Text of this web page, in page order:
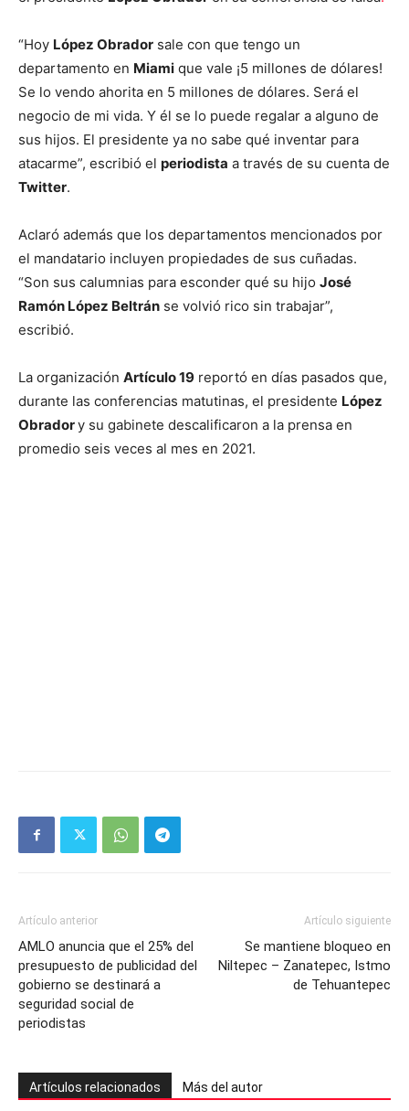
“Hoy López Obrador sale con que tengo un
departamento en Miami que vale ¡5 millones de dólares!
Se lo vendo ahorita en 5 millones de dólares. Será el
negocio de mi vida. Y él se lo puede regalar a alguno de
sus hijos. El presidente ya no sabe qué inventar para
atacarme”, escribió el periodista a través de su cuenta de
Twitter.
Aclaró además que los departamentos mencionados por
el mandatario incluyen propiedades de sus cuñadas.
“Son sus calumnias para esconder qué su hijo José
Ramón López Beltrán se volvió rico sin trabajar”,
escribió.
La organización Artículo 19 reportó en días pasados que,
durante las conferencias matutinas, el presidente López
Obradory su gabinete descalificaron a la prensa en
promedio seis veces al mes en 2021.
Artículo anterior
AMLO anuncia que el 25% del
presupuesto de publicidad del
gobierno se destinará a
seguridad social de
periodistas
Artículo siguiente
Se mantiene bloqueo en
Niltepec – Zanatepec, Istmo
de Tehuantepec
Artículos relacionados Más del autor